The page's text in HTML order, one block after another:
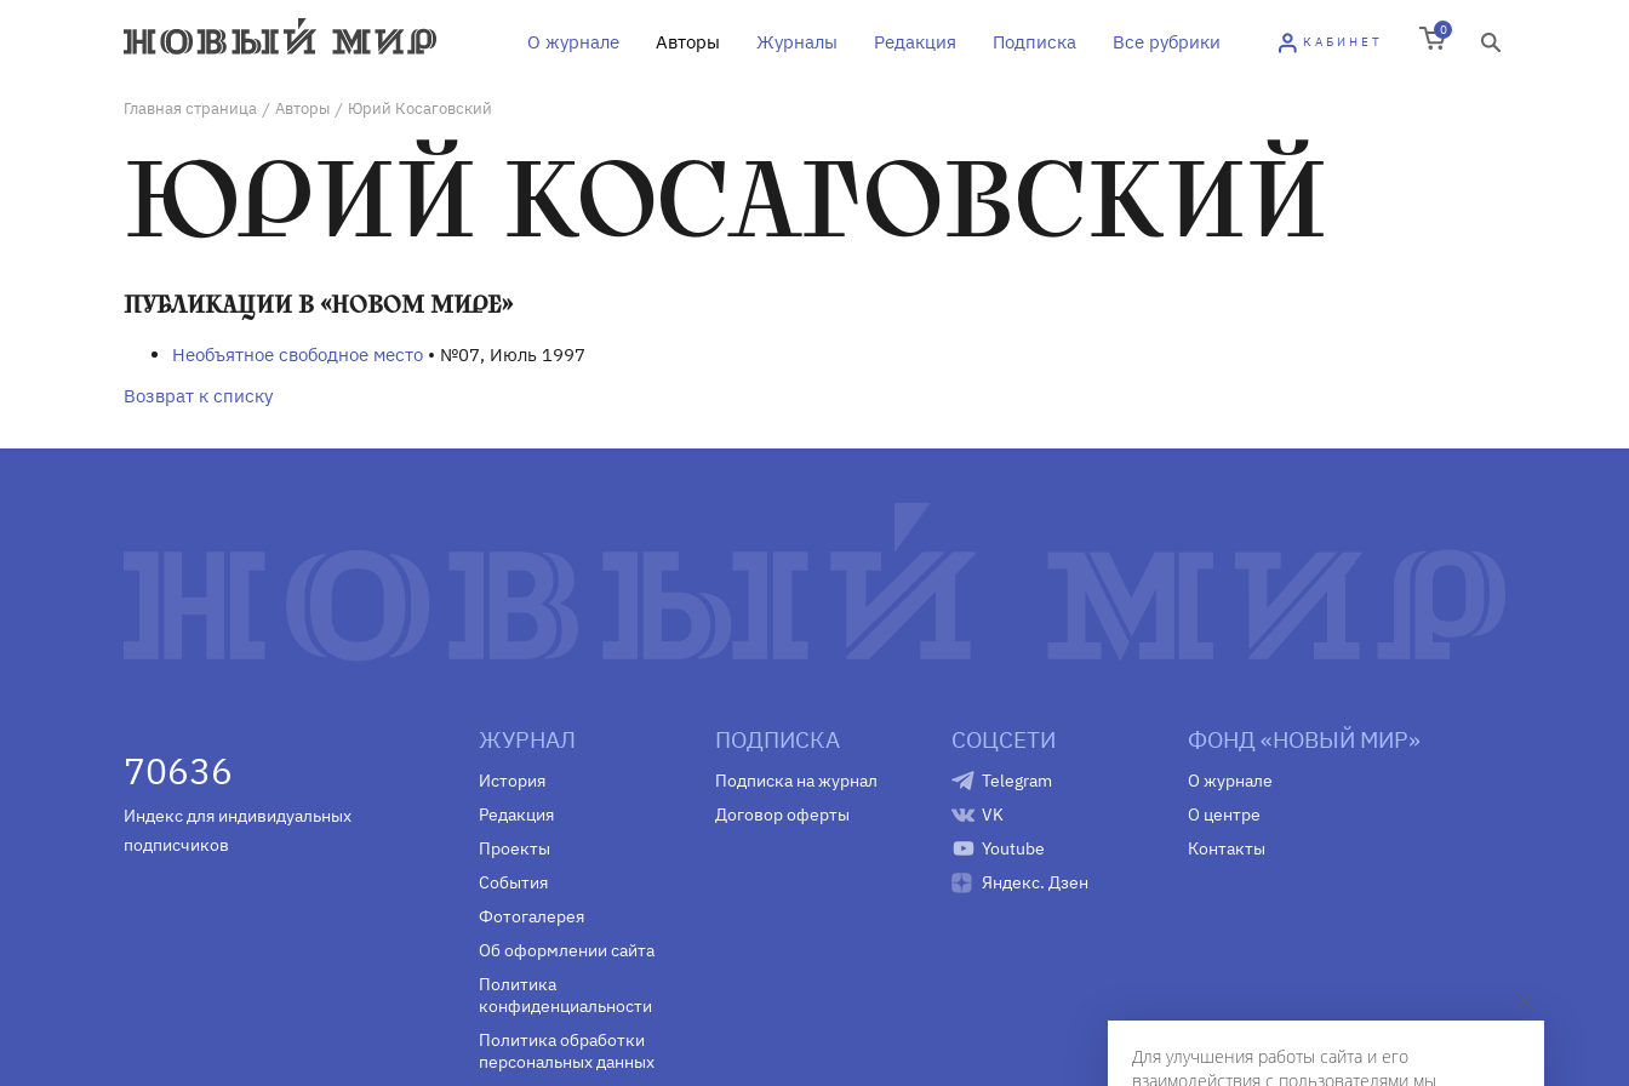
О журнале Авторы Журналы Редакция Подписка Все рубрики КАБИНЕТ
0
Главная страница / Авторы / Юрий Косаговский
ЮРИЙ КОСАГОВСКИЙ
ПУБЛИКАЦИИ В «НОВОМ МИРЕ»
Необъятное свободное место • №07, Июль 1997
Возврат к списку
70636
Индекс для индивидуальных
подписчиков
ЖУРНАЛ
История
Редакция
Проекты
События
Фотогалерея
Об оформлении сайта
Политика
конфиденциальности
Политика обработки
персональных данных
ПОДПИСКА
Подписка на журнал
Договор оферты
СОЦСЕТИ
Telegram
VK
Youtube
Яндекс. Дзен
ФОНД «НОВЫЙ МИР»
О журнале
О центре
Контакты
Для улучшения работы сайта и его
взаимодействия с пользователями мы